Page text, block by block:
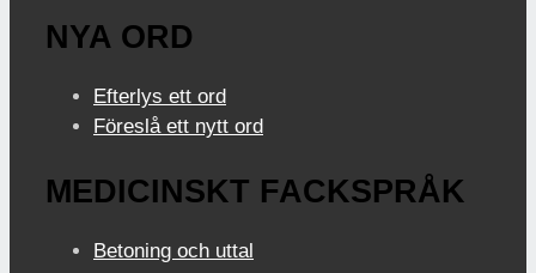
NYA ORD
Efterlys ett ord
Föreslå ett nytt ord
MEDICINSKT FACKSPRÅK
Betoning och uttal